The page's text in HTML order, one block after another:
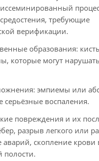
требующие
верификации.
образования:
которые могут
эмпиемы или
воспаления.
повреждения и их
разрыв легкого или
аварий, скопление крови
полости.